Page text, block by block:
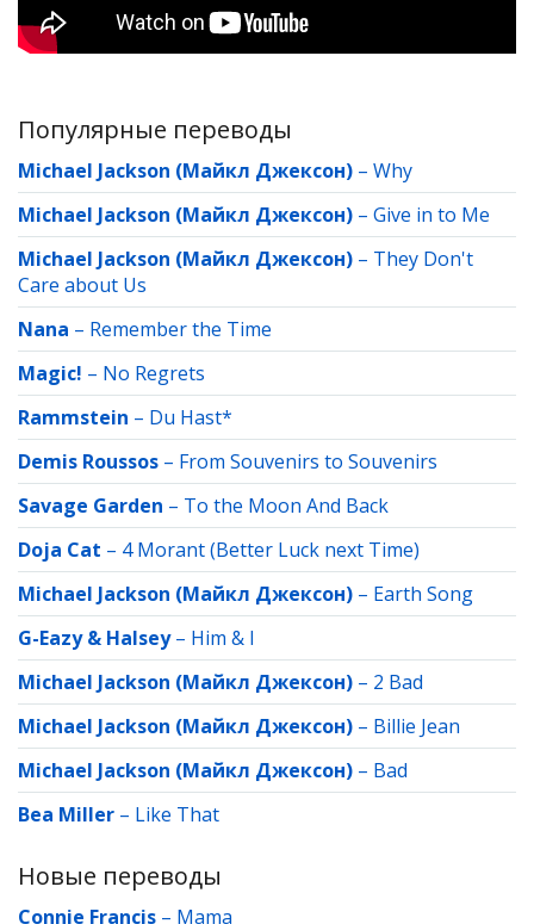
Популярные переводы
Michael Jackson (Майкл Джексон) – Why
Michael Jackson (Майкл Джексон) – Give in to Me
Michael Jackson (Майкл Джексон) – They Don't
Care about Us
Nana – Remember the Time
Magic! – No Regrets
Rammstein – Du Hast*
Demis Roussos – From Souvenirs to Souvenirs
Savage Garden – To the Moon And Back
Doja Cat – 4 Morant (Better Luck next Time)
Michael Jackson (Майкл Джексон) – Earth Song
G-Eazy & Halsey– Him & I
Michael Jackson (Майкл Джексон) – 2 Bad
Michael Jackson (Майкл Джексон) – Billie Jean
Michael Jackson (Майкл Джексон) – Bad
Bea Miller – Like That
Новые переводы
Connie Francis – Mama